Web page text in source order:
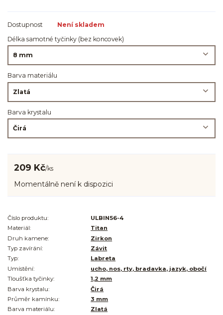
Dostupnost
Není skladem
Délka samotné tyčinky (bez koncovek)
Barva materiálu
Barva krystalu
209 Kč/ks
Momentálně není k dispozici
Číslo produktu:
ULBIN56-4
Materiál:
Titan
Druh kamene:
Zirkon
Typ zavírání:
Závit
Typ:
Labreta
Umístění:
ucho, nos, rty, bradavka, jazyk, obočí
Tloušťka tyčinky:
1,2 mm
Barva krystalu:
Čirá
Průměr kamínku:
3 mm
Barva materiálu:
Zlatá